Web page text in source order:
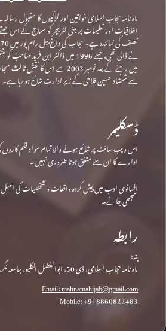
ماہ نامہ حجاب اسلامی خواتین اور لڑکیوں کا مقبول
اخلاقیات اور تعلیمات پر مبنی لٹریچر کو سماج کے اس
نے ڈالی تھی، جسے 1996 میں ڈاکٹر ابن
میں رہنے کے بعد نومبر 2003 سے اس
سے شمشاد حسین فلاحی کے زیرِ ادارت شائع ہو رہا ہے۔
ڈسکلیمر
اس ویب سائٹ پر شائع ہونے والا تمام مواد قلم کاروں
ادارے کا ان سے متفق ہونا ضروری نہیں۔
افسانوی ادب میں پیش کردہ واقعات و شخصیات کی
سمجھی جائے۔
رابطہ
پتہ:
ماہ نامہ حجاب اسلامی، ڈی 50، ابوالفضل انکلیو، جامعہ نگر، نئی دہلی-25
Email: mahnamahijab@gmail.com
Mobile: +918860822483